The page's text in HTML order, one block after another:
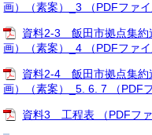
画）（素案）_3 （PDFファイ
資料2-3 飯田市拠点集約
画）（素案）_4 （PDFファイ
資料2-4 飯田市拠点集約
画）（素案）_5. 6. 7 （PDF
資料3 工程表 （PDFファ